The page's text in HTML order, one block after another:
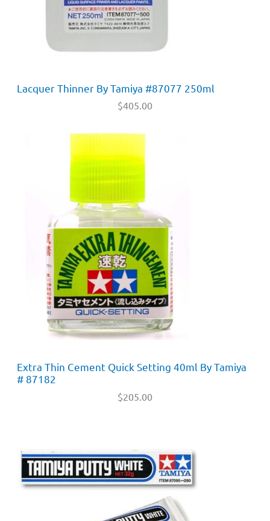
Lacquer Thinner By Tamiya #87077 250ml
$405.00
Extra Thin Cement Quick Setting 40ml By Tamiya
# 87182
$205.00